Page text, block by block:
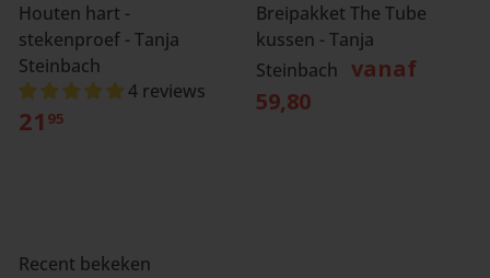
Houten hart -
stekenproef - Tanja
Steinbach
4 reviews
21 95
Breipakket The Tube
kussen - Tanja
Steinbach vanaf
59,80
Recent bekeken